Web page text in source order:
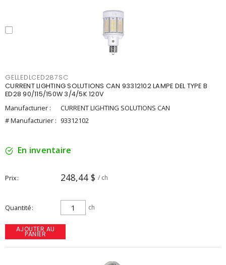
GELLEDLCED287SC
CURRENT LIGHTING SOLUTIONS CAN 93312102 LAMPE DEL TYPE B
ED28 90/115/150W 3/4/5K 120V
Manufacturier :
CURRENT LIGHTING SOLUTIONS CAN
# Manufacturier : 93312102
En inventaire
Prix 248,44 $ / ch
Quantité ch
AJOUTER AU
PANIER